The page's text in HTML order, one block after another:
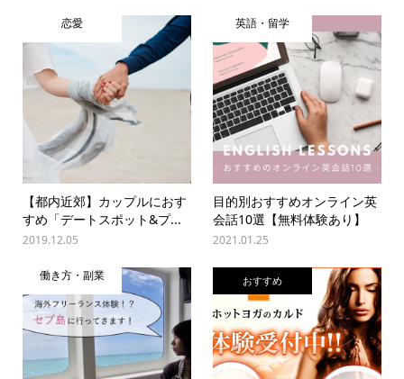
恋愛
【都内近郊】カップルにおす
すめ「デートスポット&プ...
2019.12.05
英語・留学
目的別おすすめオンライン英
会話10選【無料体験あり】
2021.01.25
働き方・副業 おすすめ